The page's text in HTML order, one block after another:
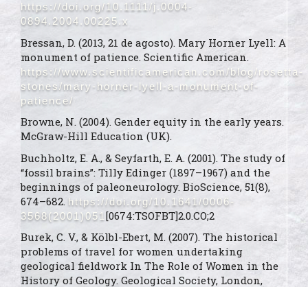
0
0
0
Supporting
Mentioning
Contrasting
See how this article has been
Scite shows how a scientific
paper has been cited by
providing the context of the
citation, a classification
describing whether it
supports, mentions, or
contrasts the cited claim, and
a label indicating in which
section the citation was made.
https://doi.org/10.1111/j.0004-
0894.2004.00225.x
Bressan, D. (2013, 21 de agosto). Mary Horner Lyell: A
monument of patience. Scientific American.
https://www.scientificamerican.com/blog/rosetta-
stones/mary-horner-lyell-a-monument-of-
patience/
Browne, N. (2004). Gender equity in the early years.
McGraw-Hill Education (UK).
Buchholtz, E. A., & Seyfarth, E. A. (2001). The study of
“fossil brains”: Tilly Edinger (1897–1967) and the
beginnings of paleoneurology. BioScience, 51(8),
674–682. https://doi.org/10.1641/0006-
3568(2001)051 [0674:TSOFBT]2.0.CO;2
Burek, C. V., & Kölbl-Ebert, M. (2007). The historical
problems of travel for women undertaking
geological fieldwork In The Role of Women in the
History of Geology. Geological Society, London,